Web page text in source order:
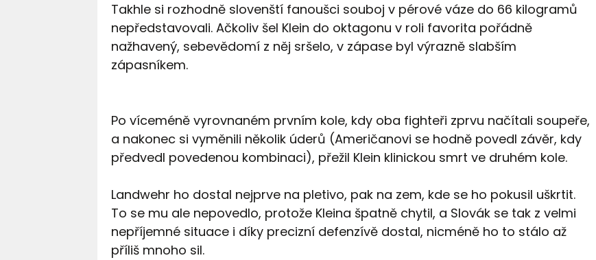
Takhle si rozhodně slovenští fanoušci souboj v pérové váze do 66 kilogramů
nepředstavovali. Ačkoliv šel Klein do oktagonu v roli favorita pořádně
nažhavený, sebevědomí z něj sršelo, v zápase byl výrazně slabším
zápasníkem.
Po víceméně vyrovnaném prvním kole, kdy oba fighteři zprvu načítali soupeře,
a nakonec si vyměnili několik úderů (Američanovi se hodně povedl závěr, kdy
předvedl povedenou kombinaci), přežil Klein klinickou smrt ve druhém kole.
Landwehr ho dostal nejprve na pletivo, pak na zem, kde se ho pokusil uškrtit.
To se mu ale nepovedlo, protože Kleina špatně chytil, a Slovák se tak z velmi
nepříjemné situace i díky precizní defenzívě dostal, nicméně ho to stálo až
příliš mnoho sil.